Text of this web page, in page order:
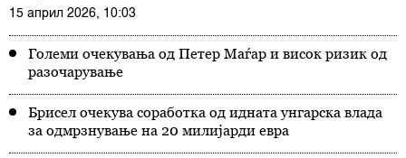
15 април 2026, 10:03
Големи очекувања од Петер Маѓар и висок ризик од
разочарување
Брисел очекува соработка од идната унгарска влада
за одмрзнување на 20 милијарди евра